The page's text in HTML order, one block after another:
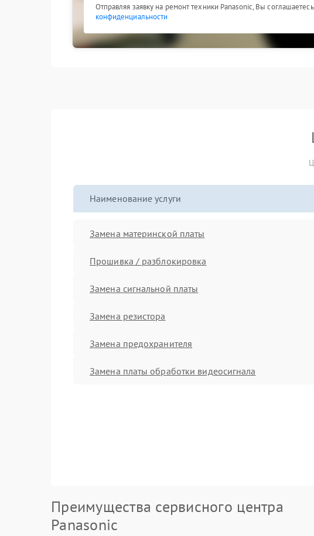
Отправляя заявку на ремонт техники Panasonic, Вы
конфиденциальности
Наименование услуги
Замена материнской платы
Прошивка / разблокировка
Замена сигнальной платы
Замена резистора
Замена предохранителя
Замена платы обработки видеосигнала
Преимущества сервисного центра
Panasonic